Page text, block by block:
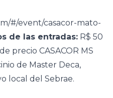
#/event/casacor-mato-
de las entradas: R$ 50
precio CASACOR MS
de Master Deca,
local del Sebrae.